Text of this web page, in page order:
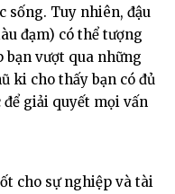
sống. Tuy nhiên, đậu
đạm) có thể tượng
vượt qua những
ki cho thấy bạn có đủ
giải quyết mọi vấn
cho sự nghiệp và tài